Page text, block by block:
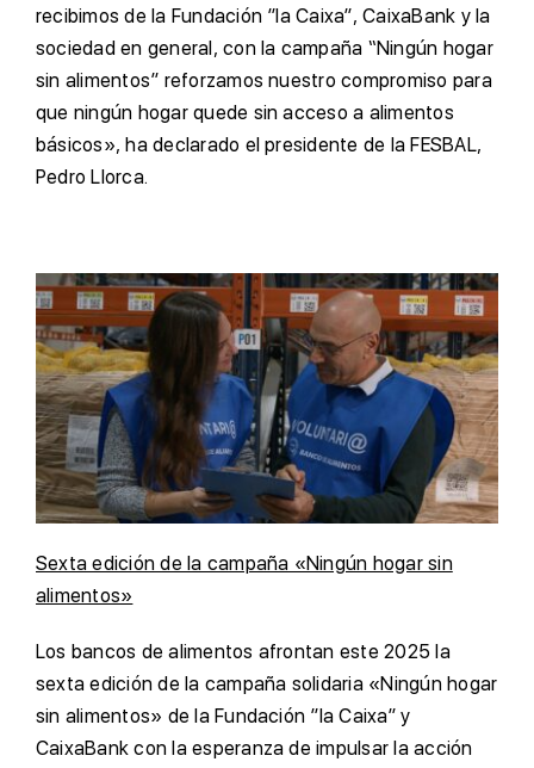
recibimos de la Fundación ”la Caixa”, CaixaBank y la
sociedad en general, con la campaña “Ningún hogar
sin alimentos” reforzamos nuestro compromiso para
que ningún hogar quede sin acceso a alimentos
básicos», ha declarado el presidente de la FESBAL,
Pedro Llorca.
Sexta edición de la campaña «Ningún hogar sin
alimentos»
Los bancos de alimentos afrontan este 2025 la
sexta edición de la campaña solidaria «Ningún hogar
sin alimentos» de la Fundación ”la Caixa” y
CaixaBank con la esperanza de impulsar la acción